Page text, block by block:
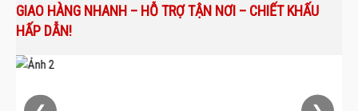
GIAO HÀNG NHANH – HỖ TRỢ TẬN NƠI – CHIẾT KHẤU
HẤP DẪN!